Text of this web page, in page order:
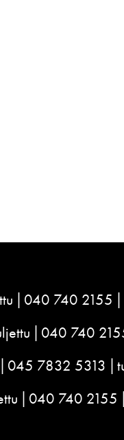
040 740 2155
040 740
045 7832 5313
040 740 2155